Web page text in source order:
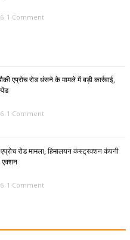
1 Comment
एप्रोच रोड धंसने के मामले में बड़ी कार्रवाई,
1 Comment
रोड मामला, हिमालयन कंस्ट्रक्शन कंपनी
एक्शन
1 Comment